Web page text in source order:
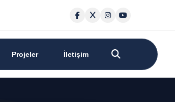
Projeler İletişim